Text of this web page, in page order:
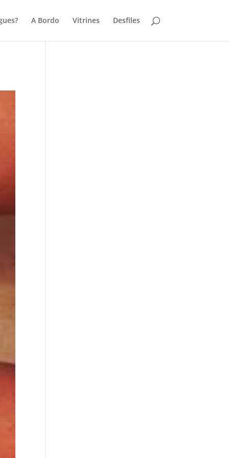
A Bordo Vitrines Desfiles